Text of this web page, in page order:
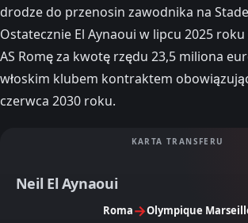
drodze do przenosin zawodnika na
Ostatecznie El Aynaoui w lipcu 2025 roku
AS Romę za kwotę rzędu 23,5 miliona
włoskim klubem kontraktem
czerwca 2030 roku.
KARTA TRANSFERU
Neil El Aynaoui
Roma→Olympique